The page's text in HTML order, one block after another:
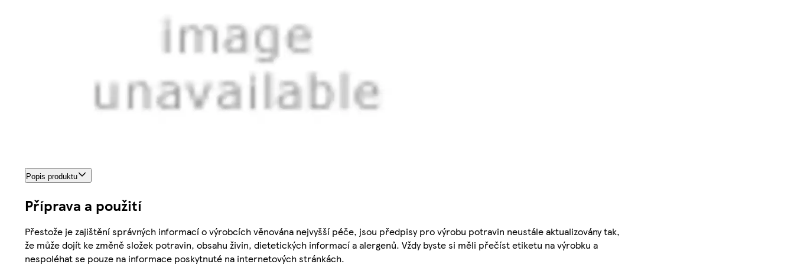
Popis produktu
Příprava a použití
Přestože je zajištění správných informací o výrobcích věnována nejvyšší péče, jsou předpisy pro výrobu potravin neustále aktualizovány tak,
že může dojít ke změně složek potravin, obsahu živin, dietetických informací a alergenů. Vždy byste si měli přečíst etiketu na výrobku a
nespoléhat se pouze na informace poskytnuté na internetových stránkách.